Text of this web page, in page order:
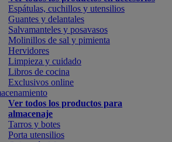
Espátulas, cuchillos y utensilios
Guantes y delantales
Salvamanteles y posavasos
Molinillos de sal y pimienta
Hervidores
Limpieza y cuidado
Libros de cocina
Exclusivos online
Ver todos los productos para
almacenaje
Tarros y botes
Porta utensilios